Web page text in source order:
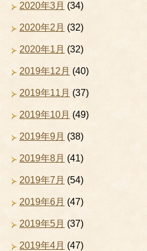
2020年3月 (34)
2020年2月 (32)
2020年1月 (32)
2019年12月 (40)
2019年11月 (37)
2019年10月 (49)
2019年9月 (38)
2019年8月 (41)
2019年7月 (54)
2019年6月 (47)
2019年5月 (37)
2019年4月 (47)